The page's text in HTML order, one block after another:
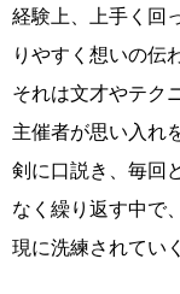
経験上、上手く回
りやすく想いの伝
それは文才やテク
主催者が思い入れ
剣に口説き、毎回
なく繰り返す中で
現に洗練されてい